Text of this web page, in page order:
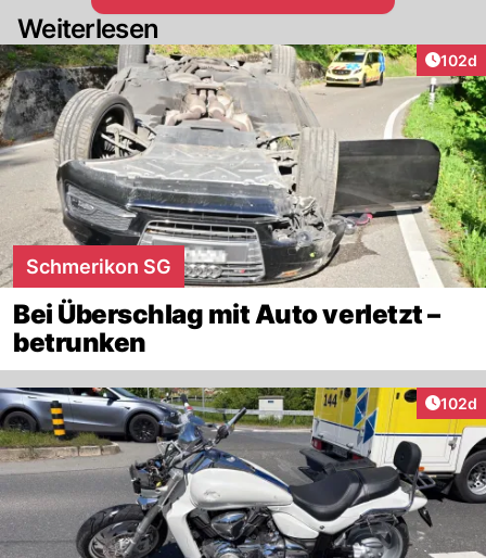
Weiterlesen
102d
Schmerikon SG
Bei Überschlag mit Auto verletzt –
betrunken
102d